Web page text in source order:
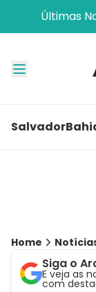
Últimas
Salvador
Home
Siga o
E veja as
com